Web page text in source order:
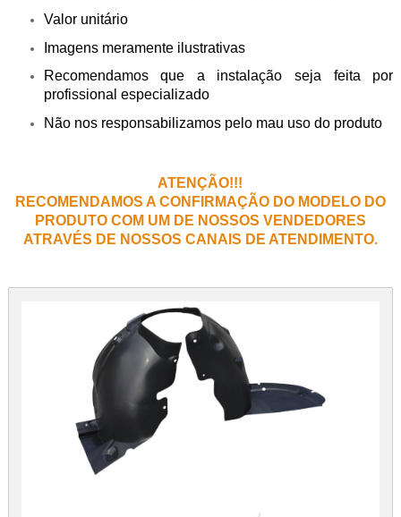
Valor unitário
Imagens meramente ilustrativas
Recomendamos que a instalação seja feita por
profissional especializado
Não nos responsabilizamos pelo mau uso do produto
ATENÇÃO!!!
RECOMENDAMOS A CONFIRMAÇÃO DO MODELO DO
PRODUTO COM UM DE NOSSOS VENDEDORES
ATRAVÉS DE NOSSOS CANAIS DE ATENDIMENTO.